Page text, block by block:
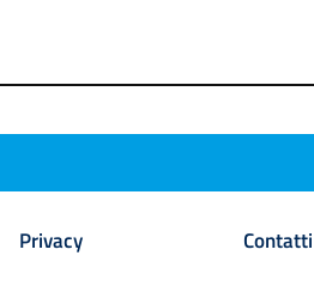
Privacy Contatti